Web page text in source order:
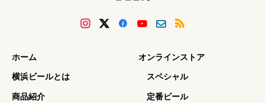
ホーム
横浜ビールとは
商品紹介
オンラインストア
スペシャル
定番ビール